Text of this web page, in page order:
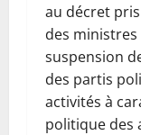
au décret
des
suspension
des partis
activités à
politique des